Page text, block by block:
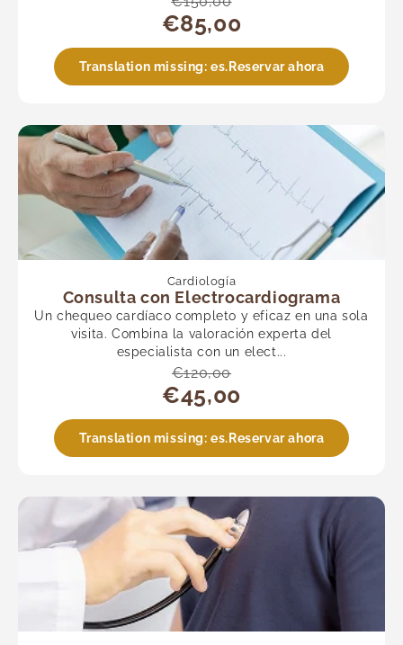
€85,00
Translation missing: es.Reservar ahora
Cardiología
Consulta con Electrocardiograma
Un chequeo cardíaco completo y eficaz en una sola
visita. Combina la valoración experta del
especialista con un elect...
€120,00
€45,00
Translation missing: es.Reservar ahora